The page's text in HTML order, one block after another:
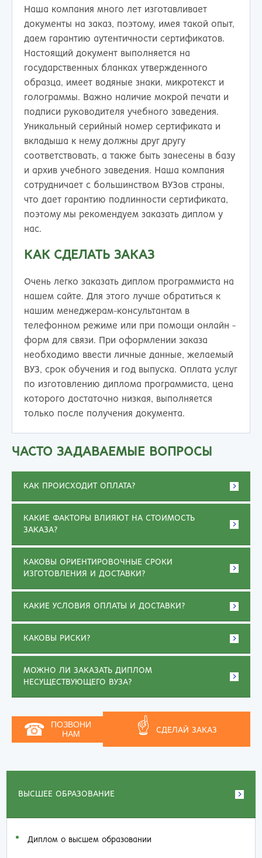
ВЫСШЕЕ ОБРАЗОВАНИЕ
Диплом о высшем образовании
Наша компания много лет изготавливает
документы на заказ, поэтому, имея такой опыт,
даем гарантию аутентичности сертификатов.
Настоящий документ выполняется на
государственных бланках утвержденного
образца, имеет водяные знаки, микротекст и
голограммы. Важно наличие мокрой печати и
подписи руководителя учебного заведения.
Уникальный серийный номер сертификата и
вкладыша к нему должны друг другу
соответствовать, а также быть занесены в базу
и архив учебного заведения. Наша компания
сотрудничает с большинством ВУЗов страны,
что дает гарантию подлинности сертификата,
поэтому мы рекомендуем заказать диплом у
нас.
КАК СДЕЛАТЬ ЗАКАЗ
Очень легко заказать диплом программиста на
нашем сайте. Для этого лучше обратиться к
нашим менеджерам-консультантам в
телефонном режиме или при помощи онлайн -
форм для связи. При оформлении заказа
необходимо ввести личные данные, желаемый
ВУЗ, срок обучения и год выпуска. Оплата услуг
по изготовлению диплома программиста, цена
которого достаточно низкая, выполняется
только после получения документа.
ЧАСТО ЗАДАВАЕМЫЕ ВОПРОСЫ
КАК ПРОИСХОДИТ ОПЛАТА?
КАКИЕ ФАКТОРЫ ВЛИЯЮТ НА СТОИМОСТЬ
ЗАКАЗА?
КАКОВЫ ОРИЕНТИРОВОЧНЫЕ СРОКИ
ИЗГОТОВЛЕНИЯ И ДОСТАВКИ?
КАКИЕ УСЛОВИЯ ОПЛАТЫ И ДОСТАВКИ?
КАКОВЫ РИСКИ?
МОЖНО ЛИ ЗАКАЗАТЬ ДИПЛОМ
НЕСУЩЕСТВУЮЩЕГО ВУЗА?
☎
ПОЗВОНИ
НАМ
☝ СДЕЛАЙ ЗАКАЗ